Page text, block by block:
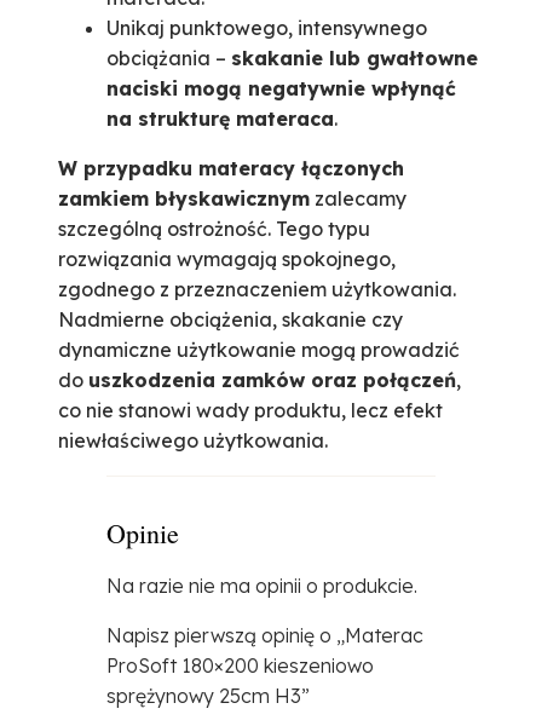
Unikaj punktowego, intensywnego
obciążania – skakanie lub gwałtowne
naciski mogą negatywnie wpłynąć
na strukturę materaca.
W przypadku materacy łączonych
zamkiem błyskawicznym zalecamy
szczególną ostrożność. Tego typu
rozwiązania wymagają spokojnego,
zgodnego z przeznaczeniem użytkowania.
Nadmierne obciążenia, skakanie czy
dynamiczne użytkowanie mogą prowadzić
do uszkodzenia zamków oraz połączeń,
co nie stanowi wady produktu, lecz efekt
niewłaściwego użytkowania.
Opinie
Na razie nie ma opinii o produkcie.
Napisz pierwszą opinię o „Materac
ProSoft 180×200 kieszeniowo
sprężynowy 25cm H3”